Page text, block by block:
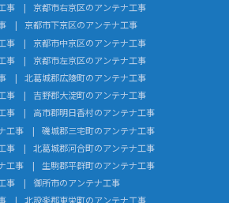
事
京都市右京区のアンテナ工事
京都市下京区のアンテナ工事
事
京都市中京区のアンテナ工事
事
京都市左京区のアンテナ工事
北葛城郡広陵町のアンテナ工事
事
吉野郡大淀町のアンテナ工事
事
高市郡明日香村のアンテナ工事
工事
磯城郡三宅町のアンテナ工事
事
北葛城郡河合町のアンテナ工事
工事
生駒郡平群町のアンテナ工事
事
御所市のアンテナ工事
北設楽郡東栄町のアンテナ工事